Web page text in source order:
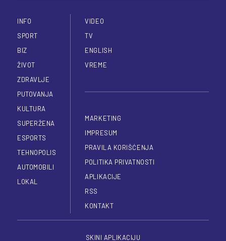
INFO
SPORT
BIZ
ŽIVOT
ZDRAVLJE
PUTOVANJA
KULTURA
SUPERŽENA
ESPORTS
TEHNOPOLIS
AUTOMOBILI
LOKAL
VIDEO
TV
ENGLISH
VREME
MARKETING
IMPRESUM
PRAVILA KORIŠĆENJA
POLITIKA PRIVATNOSTI
APLIKACIJE
RSS
KONTAKT
SKINI APLIKACIJU